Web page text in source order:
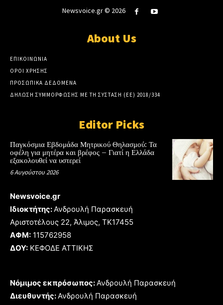
Newsvoice.gr © 2026
About Us
ΕΠΙΚΟΙΝΩΝΙΑ
ΟΡΟΙ ΧΡΗΣΗΣ
ΠΡΟΣΩΠΙΚΑ ΔΕΔΟΜΕΝΑ
ΔΗΛΩΣΗ ΣΥΜΜΟΡΦΩΣΗΣ ΜΕ ΤΗ ΣΥΣΤΑΣΗ (ΕΕ) 2018/334
Editor Picks
Παγκόσμια Εβδομάδα Μητρικού Θηλασμού: Τα
οφέλη για μητέρα και βρέφος – Γιατί η Ελλάδα
εξακολουθεί να υστερεί
6 Αυγούστου 2026
Newsvoice.gr
Ιδιοκτήτης:Ανδρουλή Παρασκευή
Αριστοτέλους 22, Άλιμος, TK17455
ΑΦΜ: 115762958
ΔΟΥ: ΚΕΦΟΔΕ ΑΤΤΙΚΗΣ
Νόμιμος εκπρόσωπος:Ανδρουλή Παρασκευή
Διευθυντής:Ανδρουλή Παρασκευή